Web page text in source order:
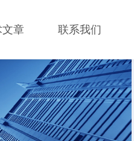
章 联系我们